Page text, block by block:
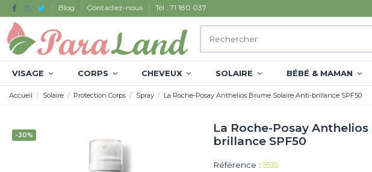
Blog Contactez-nous Tél : 71 180 037
VISAGE CORPS CHEVEUX SOLAIRE BÉBÉ & MAMAN
Accueil Solaire Protection Corps Spray La Roche-Posay Anthelios Brume Solaire Anti-brillance SPF50
-30%
La Roche-Posay
brillance SPF50
Référence : 5535